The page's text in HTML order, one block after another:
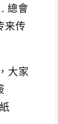
總會
来传
大家